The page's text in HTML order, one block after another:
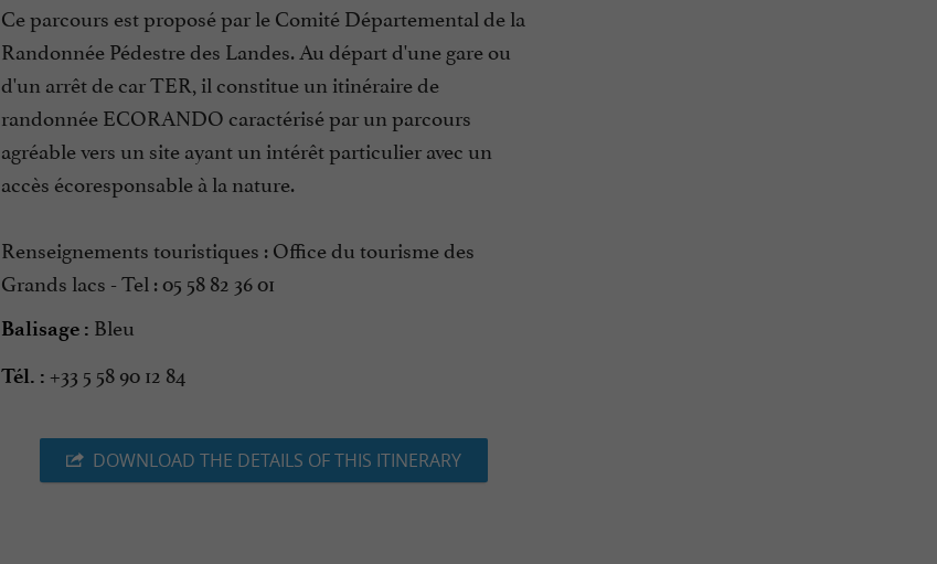
Ce parcours est proposé par le Comité Départemental de la
Randonnée Pédestre des Landes. Au départ d'une gare ou
d'un arrêt de car TER, il constitue un itinéraire de
randonnée ECORANDO caractérisé par un parcours
agréable vers un site ayant un intérêt particulier avec un
accès écoresponsable à la nature.
Renseignements touristiques : Office du tourisme des
Grands lacs - Tel : 05 58 82 36 01
Balisage : Bleu
Tél. : +33 5 58 90 12 84
DOWNLOAD THE DETAILS OF THIS ITINERARY